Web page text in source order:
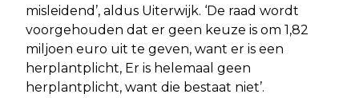
misleidend’, aldus Uiterwijk. ‘De raad wordt
voorgehouden dat er geen keuze is om 1,82
miljoen euro uit te geven, want er is een
herplantplicht, Er is helemaal geen
herplantplicht, want die bestaat niet’.